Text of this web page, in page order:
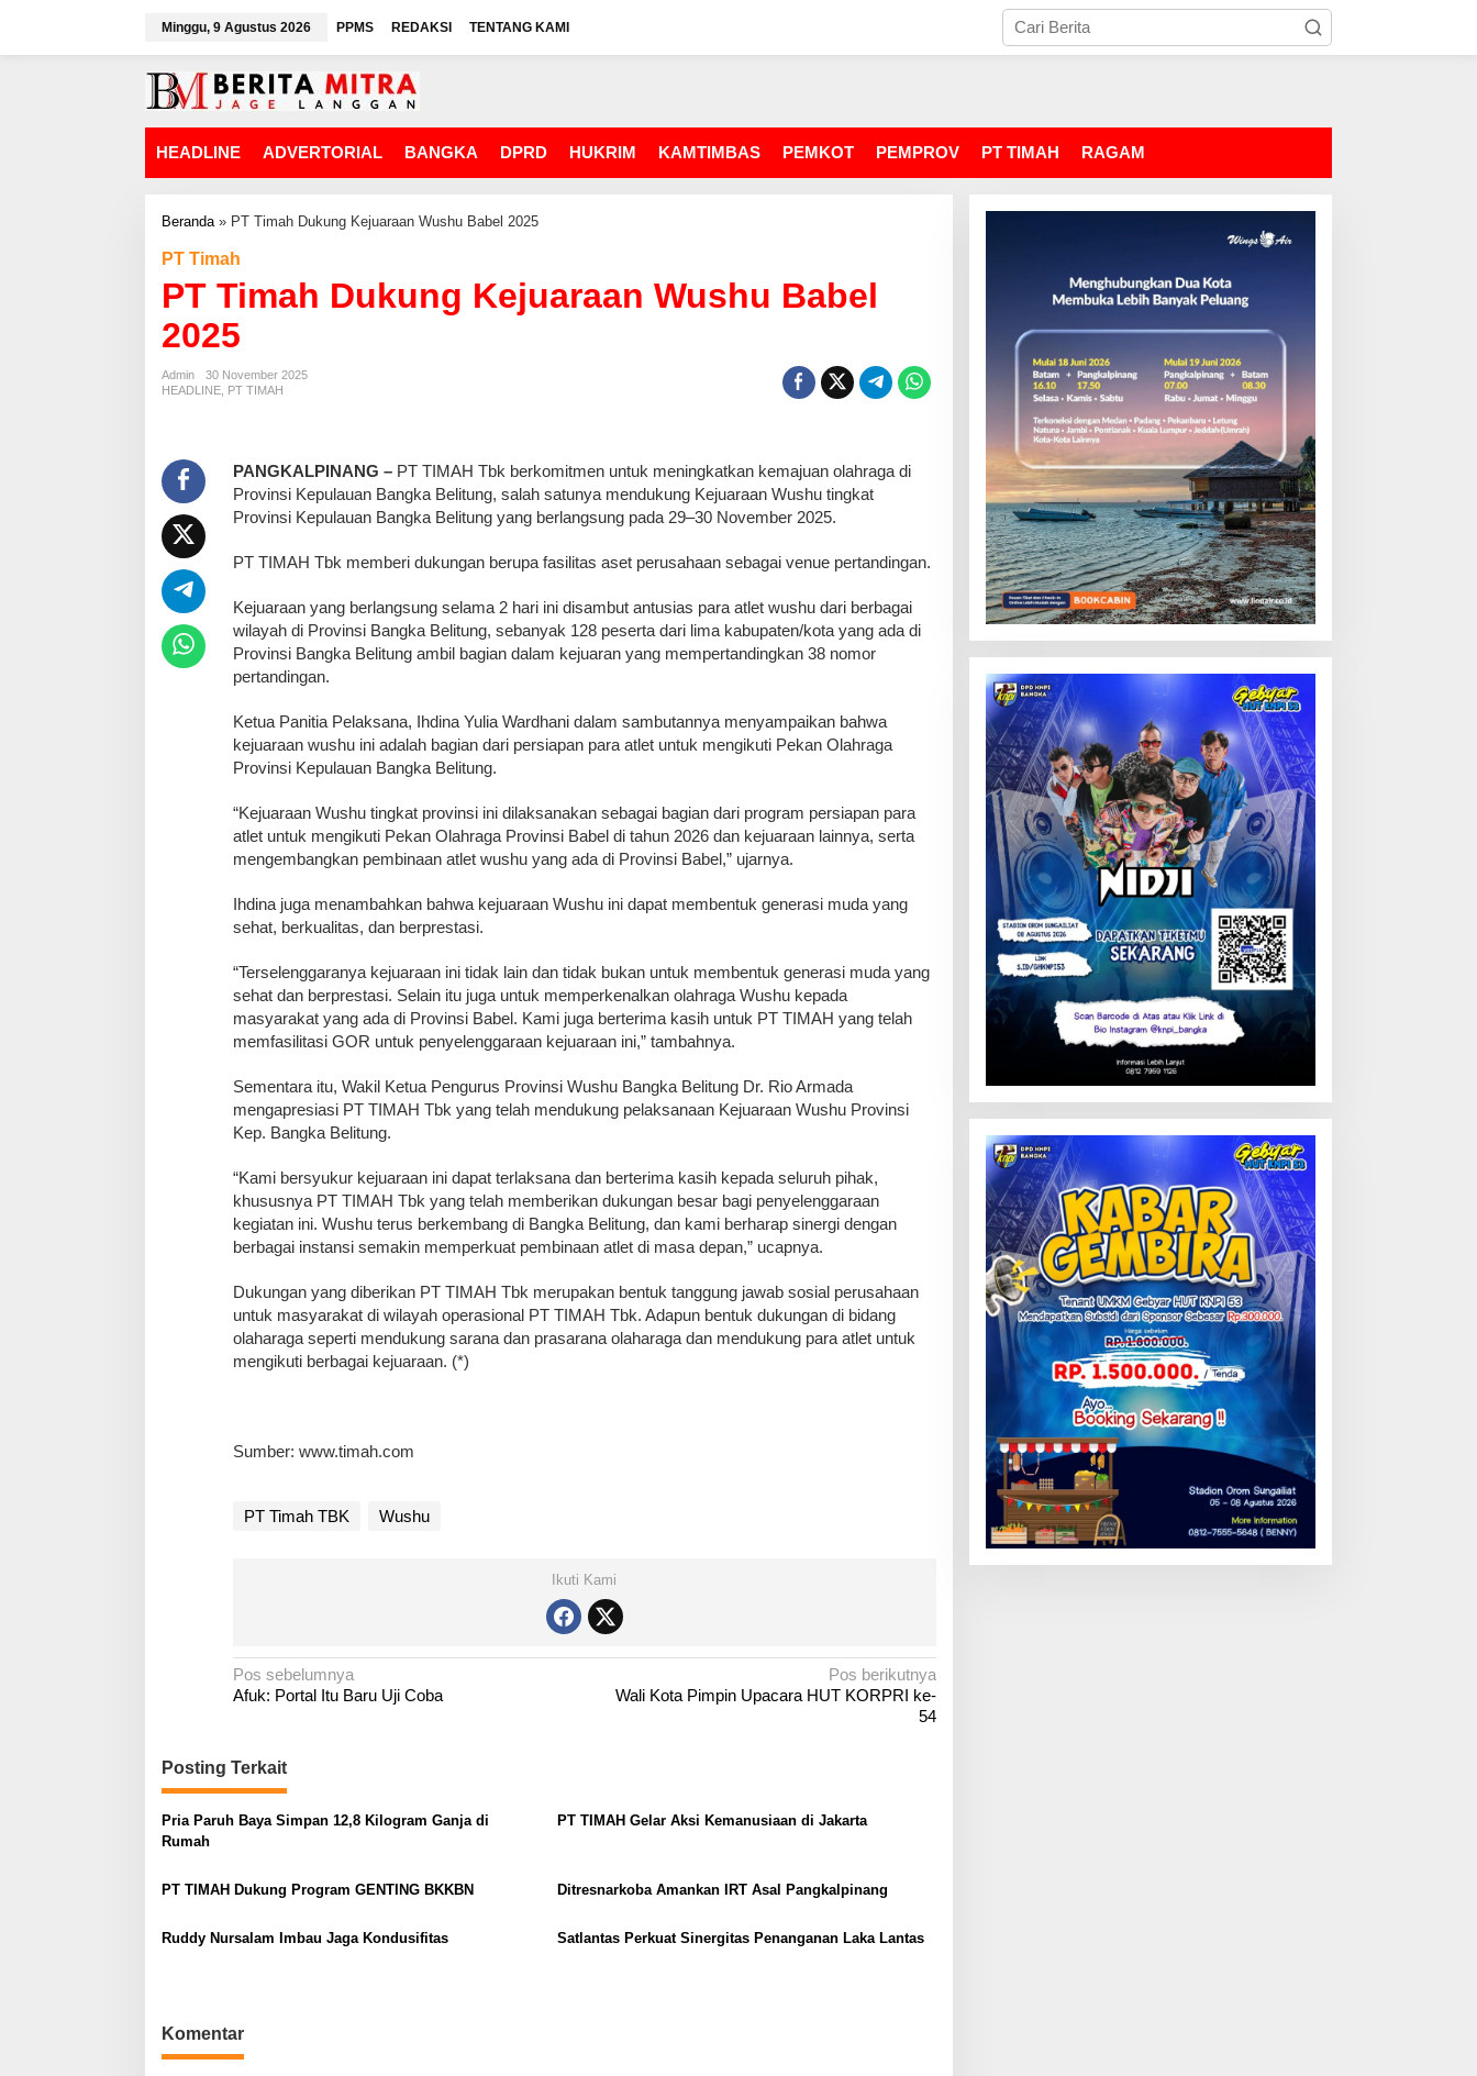
w
Minggu, 9 Agustus 2026 PPMS REDAKSI TENTANG KAMI
HEADLINE ADVERTORIAL BANGKA DPRD HUKRIM KAMTIMBAS PEMKOT PEMPROV PT TIMAH RAGAM
Beranda» PT Timah Dukung Kejuaraan Wushu Babel 2025
PT Timah
PT Timah Dukung Kejuaraan Wushu Babel
2025
Admin
30 November 2025
HEADLINE PT TIMAH
PANGKALPINANG –PT TIMAH Tbk berkomitmen untuk meningkatkan kemajuan olahraga di
Provinsi Kepulauan Bangka Belitung, salah satunya mendukung Kejuaraan Wushu tingkat
Provinsi Kepulauan Bangka Belitung yang berlangsung pada 29–30 November 2025.
PT TIMAH Tbk memberi dukungan berupa fasilitas aset perusahaan sebagai venue pertandingan.
Kejuaraan yang berlangsung selama 2 hari ini disambut antusias para atlet wushu dari berbagai
wilayah di Provinsi Bangka Belitung, sebanyak 128 peserta dari lima kabupaten/kota yang ada di
Provinsi Bangka Belitung ambil bagian dalam kejuaran yang mempertandingkan 38 nomor
pertandingan.
Ketua Panitia Pelaksana, Ihdina Yulia Wardhani dalam sambutannya menyampaikan bahwa
kejuaraan wushu ini adalah bagian dari persiapan para atlet untuk mengikuti Pekan Olahraga
Provinsi Kepulauan Bangka Belitung.
“Kejuaraan Wushu tingkat provinsi ini dilaksanakan sebagai bagian dari program persiapan para
atlet untuk mengikuti Pekan Olahraga Provinsi Babel di tahun 2026 dan kejuaraan lainnya, serta
mengembangkan pembinaan atlet wushu yang ada di Provinsi Babel,” ujarnya.
Ihdina juga menambahkan bahwa kejuaraan Wushu ini dapat membentuk generasi muda yang
sehat, berkualitas, dan berprestasi.
“Terselenggaranya kejuaraan ini tidak lain dan tidak bukan untuk membentuk generasi muda yang
sehat dan berprestasi. Selain itu juga untuk memperkenalkan olahraga Wushu kepada
masyarakat yang ada di Provinsi Babel. Kami juga berterima kasih untuk PT TIMAH yang telah
memfasilitasi GOR untuk penyelenggaraan kejuaraan ini,” tambahnya.
Sementara itu, Wakil Ketua Pengurus Provinsi Wushu Bangka Belitung Dr. Rio Armada
mengapresiasi PT TIMAH Tbk yang telah mendukung pelaksanaan Kejuaraan Wushu Provinsi
Kep. Bangka Belitung.
“Kami bersyukur kejuaraan ini dapat terlaksana dan berterima kasih kepada seluruh pihak,
khususnya PT TIMAH Tbk yang telah memberikan dukungan besar bagi penyelenggaraan
kegiatan ini. Wushu terus berkembang di Bangka Belitung, dan kami berharap sinergi dengan
berbagai instansi semakin memperkuat pembinaan atlet di masa depan,” ucapnya.
Dukungan yang diberikan PT TIMAH Tbk merupakan bentuk tanggung jawab sosial perusahaan
untuk masyarakat di wilayah operasional PT TIMAH Tbk. Adapun bentuk dukungan di bidang
olaharaga seperti mendukung sarana dan prasarana olaharaga dan mendukung para atlet untuk
mengikuti berbagai kejuaraan. (*)
Sumber: www.timah.com
PT Timah TBK Wushu
Ikuti Kami
N
a
i
g
a
i
o
Pos sebelumnya
Afuk: Portal Itu Baru Uji Coba
Pos berikutnya
‎Wali Kota Pimpin Upacara HUT KORPRI ke-
54
Posting Terkait
Pria Paruh Baya Simpan 12,8 Kilogram Ganja di
Rumah
PT TIMAH Gelar Aksi Kemanusiaan di Jakarta
PT TIMAH Dukung Program GENTING BKKBN Ditresnarkoba Amankan IRT Asal Pangkalpinang
Ruddy Nursalam Imbau Jaga Kondusifitas Satlantas Perkuat Sinergitas Penanganan Laka Lantas
Komentar